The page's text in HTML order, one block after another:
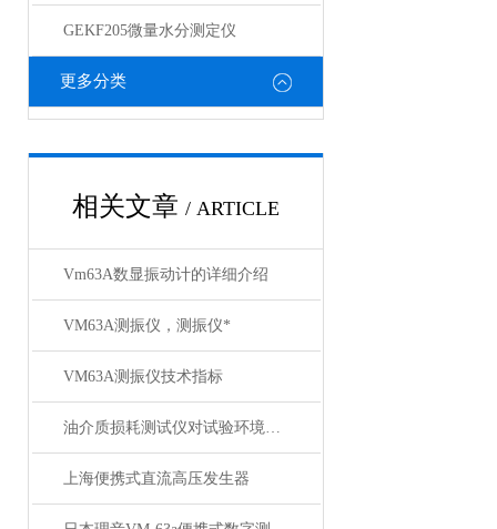
GEKF205微量水分测定仪
更多分类
相关文章 / ARTICLE
Vm63A数显振动计的详细介绍
VM63A测振仪，测振仪*
VM63A测振仪技术指标
油介质损耗测试仪对试验环境实时进行检测
上海便携式直流高压发生器